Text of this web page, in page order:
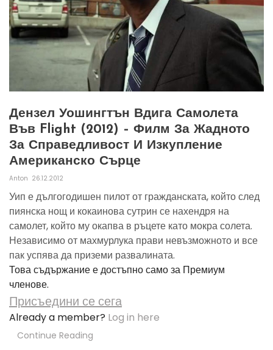
Дензел Уошингтън Вдига Самолета
Във Flight (2012) – Филм За Жадното
За Справедливост И Изкупление
Американско Сърце
Anton 26.12.2012
Уип е дългогодишен пилот от гражданската, който след
пиянска нощ и кокаинова сутрин се нахендря на
самолет, който му окапва в ръцете като мокра солета.
Независимо от махмурлука прави невъзможното и все
пак успява да приземи развалината.
Това съдържание е достъпно само за Премиум
членове.
Присъедини се сега
Already a member? Log in here
Continue Reading